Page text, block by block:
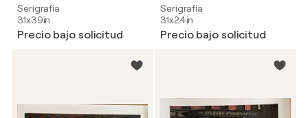
Serigrafía
31x39in
Precio bajo solicitud
Serigrafía
31x24in
Precio bajo solicitud